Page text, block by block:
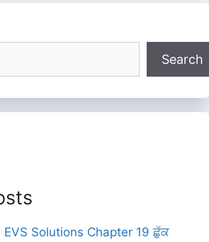
Search
EVS Solutions Chapter 19 ਛੁੱਕ